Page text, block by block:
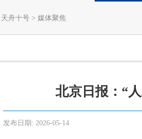
天舟十号 > 媒体聚焦
北京日报：“
发布日期: 2026-05-14